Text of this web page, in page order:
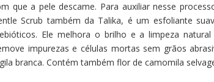
que a pele descame. Para auxiliar nesse
Scrub também da Talika, é um esfoliante
Ele melhora o brilho e a limpeza
impurezas e células mortas sem grãos
branca. Contém também flor de camomila